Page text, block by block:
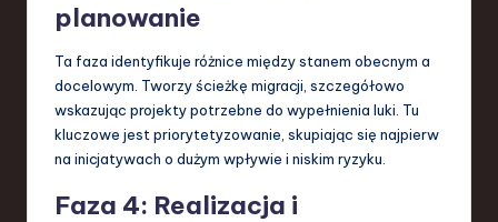
planowanie
Ta faza identyfikuje różnice między stanem obecnym a
docelowym. Tworzy ścieżkę migracji, szczegółowo
wskazując projekty potrzebne do wypełnienia luki. Tu
kluczowe jest priorytetyzowanie, skupiając się najpierw
na inicjatywach o dużym wpływie i niskim ryzyku.
Faza 4: Realizacja i